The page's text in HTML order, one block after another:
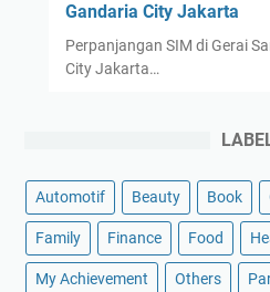
Gandaria City Jakarta
Perpanjangan SIM di Gerai
City Jakarta…
Automotif Beauty Book
Family Finance Food
My Achievement Others